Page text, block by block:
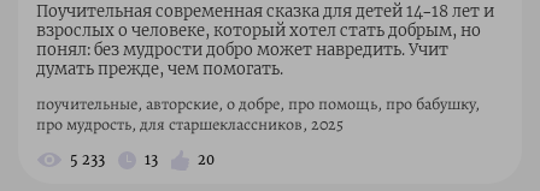
Поучительная современная сказка для детей 14–18 лет и
взрослых о человеке, который хотел стать добрым, но
понял: без мудрости добро может навредить. Учит
думать прежде, чем помогать.
поучительные, авторские, о добре, про помощь, про бабушку,
про мудрость, для старшеклассников, 2025
5 233 13 20